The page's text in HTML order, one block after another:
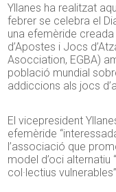
Yllanes ha realitzat
febrer se celebra el
una efemèride
d’Apostes i Jocs
Asocciation, EGBA)
població mundial
addiccions als jocs
El vicepresident
efemèride
l’associació que
model d’oci alternatiu
col·lectius